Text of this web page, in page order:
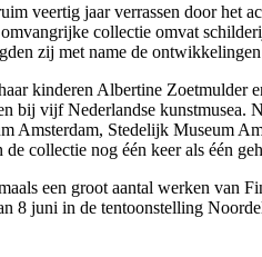
veertig jaar verrassen door het
collectie omvat
zij met name de
kinderen Albertine Zoetmulder
bij vijf Nederlandse kunstmusea.
Amsterdam, Stedelijk Museum
collectie nog één keer als één
een groot aantal werken van
8 juni in de tentoonstelling